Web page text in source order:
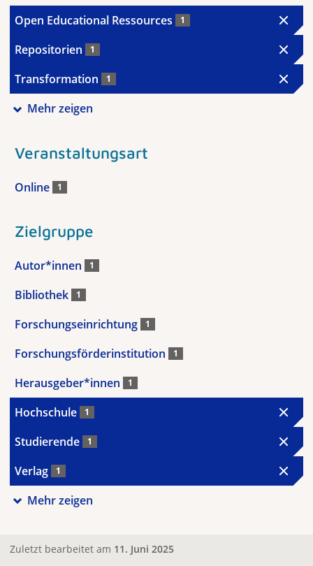
Open Educational Ressources 1
Repositorien 1
Transformation 1
Mehr zeigen
Veranstaltungsart
Online 1
Zielgruppe
Autor*innen 1
Bibliothek 1
Forschungseinrichtung 1
Forschungsförderinstitution 1
Herausgeber*innen 1
Hochschule 1
Studierende 1
Verlag 1
Mehr zeigen
Zuletzt bearbeitet am 11. Juni 2025